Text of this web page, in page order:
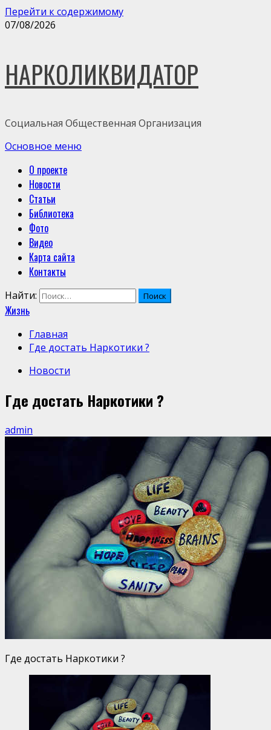
Перейти к содержимому
07/08/2026
НАРКОЛИКВИДАТОР
Социальная Общественная Организация
Основное меню
О проекте
Новости
Статьи
Библиотека
Фото
Видео
Карта сайта
Контакты
Найти:
Жизнь
Главная
Где достать Наркотики ?
Новости
Где достать Наркотики ?
admin
Где достать Наркотики ?